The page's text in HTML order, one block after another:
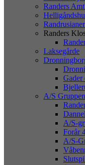
Randers
Randers
Laksegårde
Gader
A/S Gruppen
A/S-
Forår
A/S-